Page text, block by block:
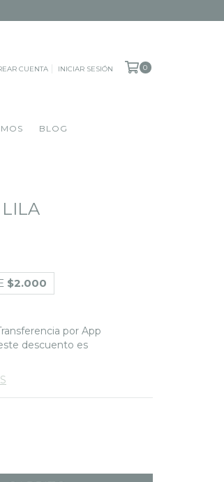
CUENTA INICIAR SESIÓN 0
BLOG
$2.000
por App
descuento es